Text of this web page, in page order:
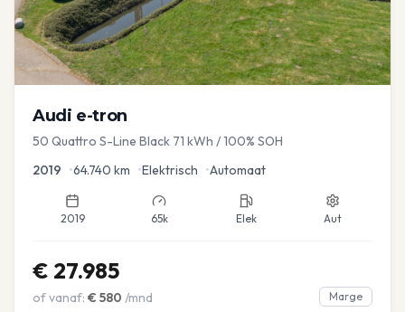
Audi e-tron
50 Quattro S-Line Black 71 kWh / 100% SOH
2019 •64.740 km •Elektrisch •Automaat
2019 65k Elek Aut
€ 27.985
of vanaf: € 580 /mnd Marge